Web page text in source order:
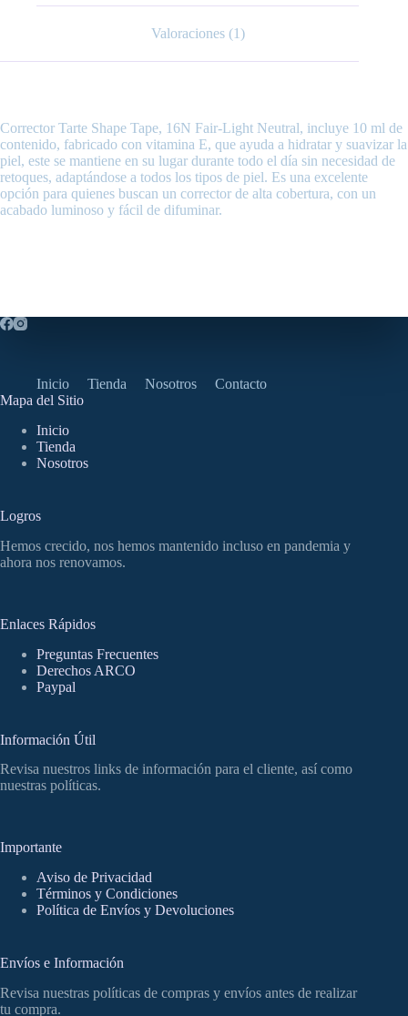
Valoraciones (1)
Corrector Tarte Shape Tape, 16N Fair-Light Neutral, incluye 10 ml de
contenido, fabricado con vitamina E, que ayuda a hidratar y suavizar la
piel, este se mantiene en su lugar durante todo el día sin necesidad de
retoques, adaptándose a todos los tipos de piel. Es una excelente
opción para quienes buscan un corrector de alta cobertura, con un
acabado luminoso y fácil de difuminar.
Inicio Tienda Nosotros
Contacto
Mapa del Sitio
Inicio
Tienda
Nosotros
Logros
Hemos crecido, nos hemos mantenido incluso en pandemia y
ahora nos renovamos.
Enlaces Rápidos
Preguntas Frecuentes
Derechos ARCO
Paypal
Información Útil
Revisa nuestros links de información para el cliente, así como
nuestras políticas.
Importante
Aviso de Privacidad
Términos y Condiciones
Política de Envíos y Devoluciones
Envíos e Información
Revisa nuestras políticas de compras y envíos antes de realizar
tu compra.